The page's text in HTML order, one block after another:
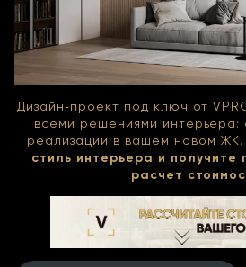
Дизайн‑проект под ключ от
всеми решениями интерьера:
реализации в вашем новом ЖК.
стиль интерьера и получите
расчет